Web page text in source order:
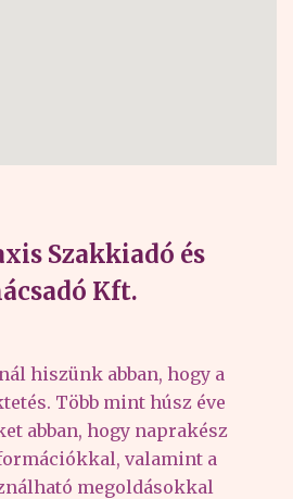
Szakkiadó és
Kft.
hiszünk abban, hogy a
Több mint húsz éve
abban, hogy naprakész
valamint a
megoldásokkal